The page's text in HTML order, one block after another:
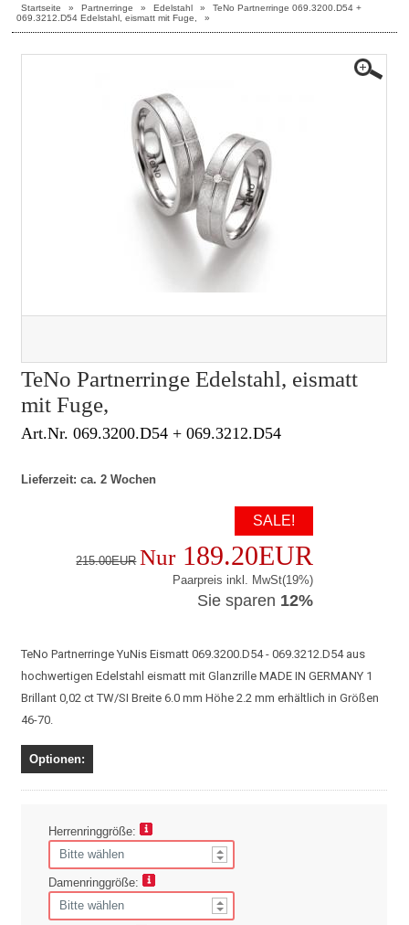
Startseite » Partnerringe » Edelstahl »
TeNo Partnerringe 069.3200.D54 +
069.3212.D54 Edelstahl, eismatt mit Fuge,
»
TeNo Partnerringe Edelstahl, eismatt
mit Fuge,
Art.Nr. 069.3200.D54 + 069.3212.D54
Lieferzeit: ca. 2 Wochen
SALE!
215.00EUR Nur189.20EUR
Paarpreis inkl. MwSt(19%)
Sie sparen 12%
TeNo Partnerringe YuNis Eismatt 069.3200.D54 - 069.3212.D54 aus
hochwertigen Edelstahl eismatt mit Glanzrille MADE IN GERMANY 1
Brillant 0,02 ct TW/SI Breite 6.0 mm Höhe 2.2 mm erhältlich in Größen
46-70.
Optionen:
Herrenringgröße:
Damenringgröße: